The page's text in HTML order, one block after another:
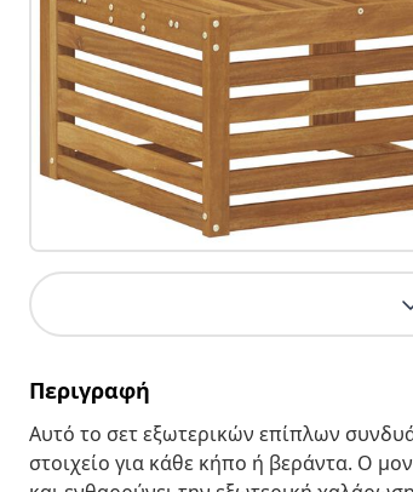
Περιγραφή
Αυτό το σετ εξωτερικών επίπλων
στοιχείο για κάθε κήπο ή βεράντα. Ο